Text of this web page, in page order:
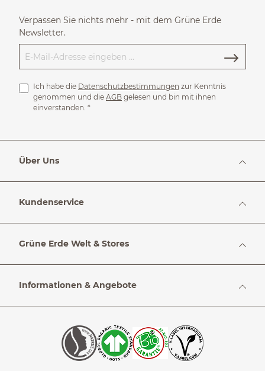
Verpassen Sie nichts mehr - mit dem Grüne Erde
Newsletter.
Ich habe die Datenschutzbestimmungen zur Kenntnis
genommen und die AGB gelesen und bin mit ihnen
einverstanden. *
Über Uns
Kundenservice
Grüne Erde Welt & Stores
Informationen & Angebote